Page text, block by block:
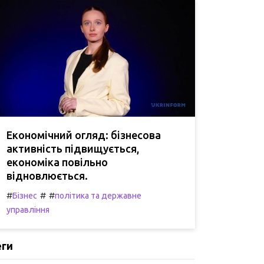
Економічний огляд: бізнесова
активність підвищується,
економіка повільно
відновлюється.
#Бізнес # #політика та державне
управління